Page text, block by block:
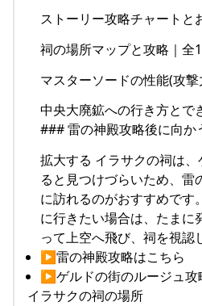
ストーリー攻略チャートと
祠の場所マップと攻略｜全
マスターソードの性能(攻
中央大廃鉱への行き方とで
### 雷の神殿攻略後に向か
拡大する イラサクの祠は
ると見つけづらいため、雷
に訪れるのがおすすめです
に行きたい場合は、たまに
って上空へ飛び、祠を視認
▶雷の神殿攻略はこちら
▶ゲルドの街のルージュ攻
イラサクの祠の場所